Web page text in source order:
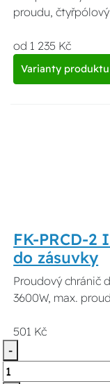
proudu,
od 1 235 Kč
Varianty produktu
FK-PRCD-2
do zásuvky
Proudový chránič
3600W, max.
501 Kč
-